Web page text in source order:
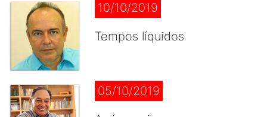
10/10/2019
Tempos líquidos
05/10/2019